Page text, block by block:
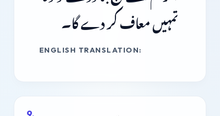
تمہیں معاف کر دے گا۔
ENGLISH TRANSLATION: